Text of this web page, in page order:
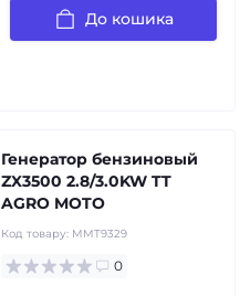
До кошика
Генератор бензиновый
ZX3500 2.8/3.0KW TT
AGRO MOTO
Код товару: MMT9329
0